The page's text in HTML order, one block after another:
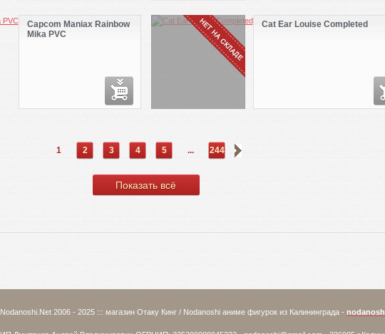
Capcom Maniax Rainbow
Mika PVC
Cat Ear Louise Completed
1 2 3 4 5 ... 244
Показать всё
Nodanoshi.Net 2006 - 2025 ::: магазин Отаку Кинг / Nodanoshi аниме фигурок из Калининграда -